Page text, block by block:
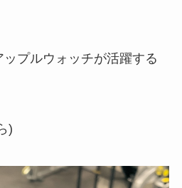
プルウォッチが活躍する
)